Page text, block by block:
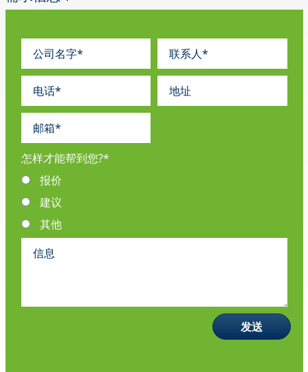
怎样才能帮到您?*
报价
建议
其他